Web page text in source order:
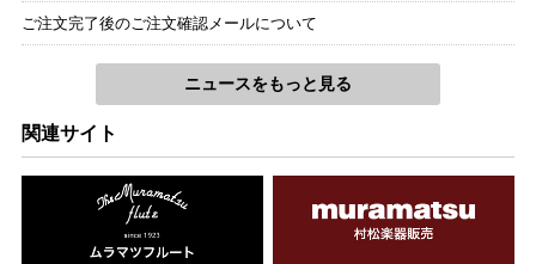
ご注文完了後のご注文確認メールについて
ニュースをもっと見る
関連サイト